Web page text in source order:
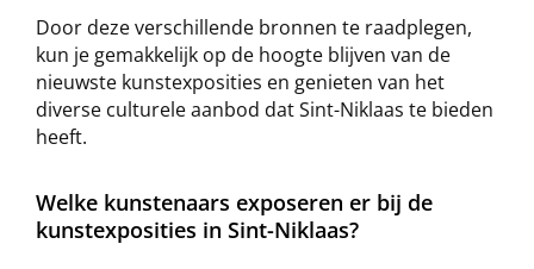
Door deze verschillende bronnen te raadplegen,
kun je gemakkelijk op de hoogte blijven van de
nieuwste kunstexposities en genieten van het
diverse culturele aanbod dat Sint-Niklaas te bieden
heeft.
Welke kunstenaars exposeren er bij de
kunstexposities in Sint-Niklaas?